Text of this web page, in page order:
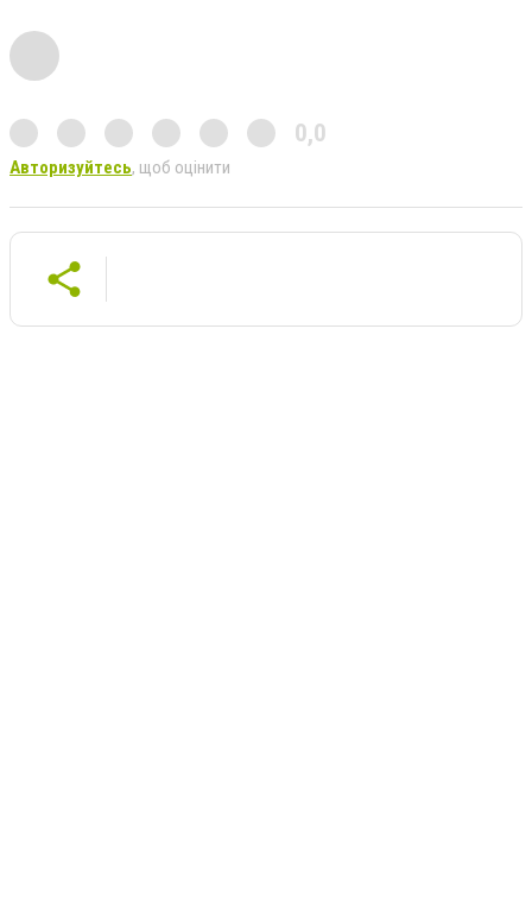
0,0
Авторизуйтесь, щоб оцінити